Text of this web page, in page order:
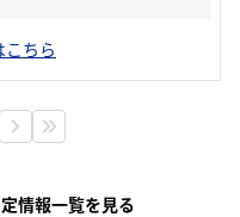
ちら
情報一覧を見る